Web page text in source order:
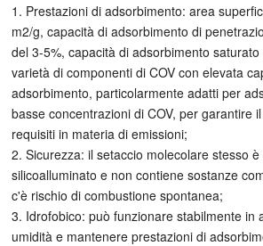
1. Prestazioni di adsorbimento: area
m2/g, capacità di adsorbimento di
del 3-5%, capacità di adsorbimento
varietà di componenti di COV con elevata
adsorbimento, particolarmente adatti per
basse concentrazioni di COV, per garantire
requisiti in materia di emissioni;
2. Sicurezza: il setaccio molecolare stesso
silicoalluminato e non contiene sostanze
c'è rischio di combustione spontanea;
3. Idrofobico: può funzionare stabilmente in
umidità e mantenere prestazioni di